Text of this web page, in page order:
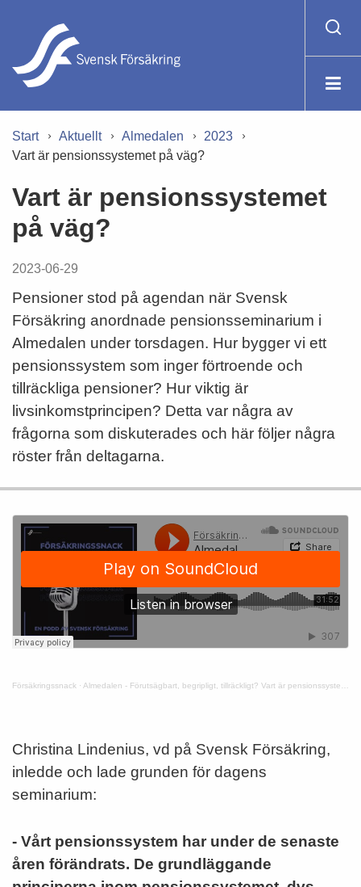
Start Aktuellt Almedalen
2023
Vart är pensionssystemet på väg?
Vart är pensionssystemet
på väg?
2023-06-29
Pensioner stod på agendan när Svensk
Försäkring anordnade pensionsseminarium i
Almedalen under torsdagen. Hur bygger vi ett
pensionssystem som inger förtroende och
tillräckliga pensioner? Hur viktig är
livsinkomstprincipen? Detta var några av
frågorna som diskuterades och här följer några
röster från deltagarna.
Försäkringssnack · Almedalen - Förutsägbart, begripligt, tillräckligt? Vart är pensionssystemet på väg?
Christina Lindenius, vd på Svensk Försäkring,
inledde och lade grunden för dagens
seminarium:
- Vårt pensionssystem har under de senaste
åren förändrats. De grundläggande